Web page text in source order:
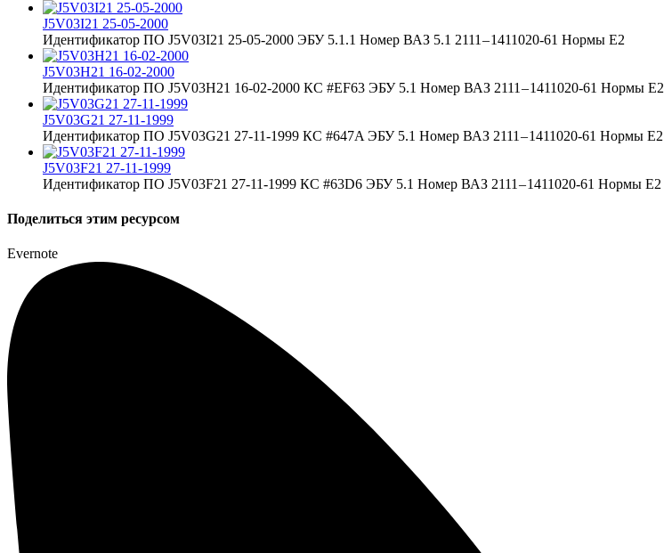
J5V03I21 25-05-2000
Идентификатор ПО J5V03I21 25-05-2000 ЭБУ 5.1.1 Номер ВАЗ 5.1 2111 – 1411020-61 Нормы Е2
J5V03H21 16-02-2000
Идентификатор ПО J5V03H21 16-02-2000 КС #EF63 ЭБУ 5.1 Номер ВАЗ 2111 – 1411020-61 Нормы Е2
J5V03G21 27-11-1999
Идентификатор ПО J5V03G21 27-11-1999 КС #647A ЭБУ 5.1 Номер ВАЗ 2111 – 1411020-61 Нормы Е2
J5V03F21 27-11-1999
Идентификатор ПО J5V03F21 27-11-1999 КС #63D6 ЭБУ 5.1 Номер ВАЗ 2111 – 1411020-61 Нормы Е2
Поделиться этим ресурсом
Evernote